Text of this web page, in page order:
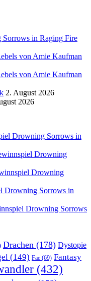
in Raging Fire
von Amie Kaufman
von Amie Kaufman
2. August 2026
2026
Drowning Sorrows in
Drowning
Drowning
Drowning Sorrows in
Drowning Sorrows
Drachen (178) Dystopie
(149) Fae (69) Fantasy
(432)